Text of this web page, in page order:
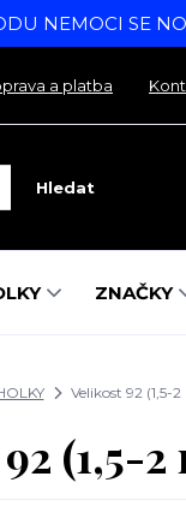
NEMOCI SE
a platba
Hledat
ZNAČKY
Velikost 92 (1,5-
(1,5-2